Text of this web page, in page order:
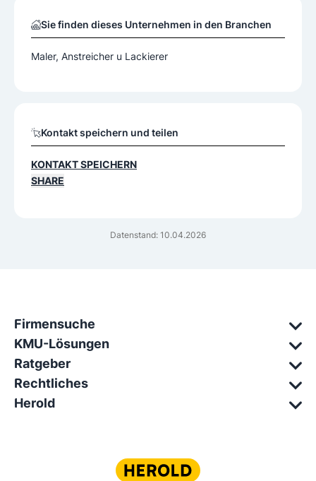
Datenstand: 10.04.2026
Sie finden dieses Unternehmen in den Branchen
Maler, Anstreicher u Lackierer
Kontakt speichern und teilen
KONTAKT SPEICHERN
SHARE
Firmensuche
KMU-Lösungen
Ratgeber
Rechtliches
Herold